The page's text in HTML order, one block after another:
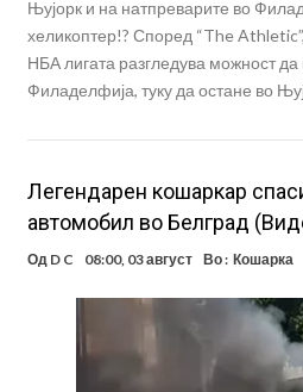
Њујорк и на натпреварите во
хеликоптер!? Според “The
НБА лигата разгледува можност
Филаделфија, туку да остане во
Легендарен кошаркар
автомобил во Белград
Од D C 08:00, 03 август Во : Кошарка